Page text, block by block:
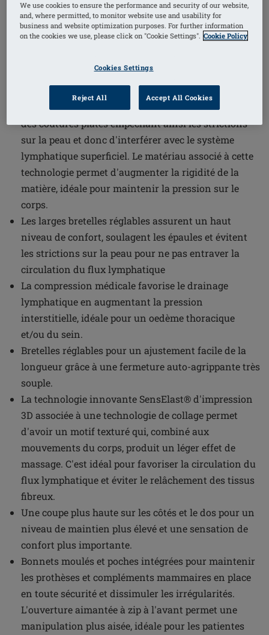
LymphFlow SB FC
€125.95
La technologie de collage innovante permet d'avoir
des coutures plates empêchant ainsi les strictions
sur la peau et donc d'interférer avec le système
lymphatique superficiel. Le matériau associé à cette
technologie permet d'augmenter la rigidité de la
matière, idéale pour maintenir la pression sur le
corps.
Les larges bretelles réglables assurent un haut
niveau de confort, soulagent les épaules et évitent
les strictions sur la peau pour ne pas entraver la
circulation du flux lymphatique
La compression médicale favorise le drainage
lymphatique en augmentant la pression
interstitielle, idéale pour un oedème thoracique
et/ou du sein.
Bretelles réglables pour un ajustement facile de la
longueur grâce à une fermeture auto-agrippante très
souple.
La technologie innovante SensElast® d'impression
3D associée à une technologie de collage permet
d'avoir un motif texturé qui, combiné aux
mouvements du corps, produit un léger effet de
massage. C'est idéal pour favoriser la circulation du
flux lymphatique et éviter le relâchement des tissus
fibreux.
Une coupe plus haute sur les côtés et le dos pour un
niveau de maintien plus élevé et une sensation de
confort plus importante.
Bonnets moulés et poches intégrées pour maintenir
les prothèses et compléments mammaires en place
en toute sécurité et dissimuler les irrégularités.
L'ouverture aimantée à zip à l'avant permet une
manipulation plus aisée, idéale pour les patientes
We use cookies to ensure the performance and security of our website,
and, where permitted, to monitor website use and usability for
business and website optimization purposes. For further information
on the cookies we use, please click on "Cookie Settings". Cookie Policy
Cookies Settings
Reject All Accept All Cookies